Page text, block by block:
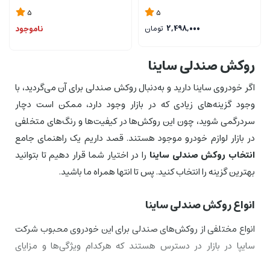
5
2,498,000 تومان
5
ناموجود
روکش صندلی ساینا
اگر خودروی ساینا دارید و به‌دنبال روکش صندلی برای آن می‌گردید، با
وجود گزینه‌های زیادی که در بازار وجود دارد، ممکن است دچار
سردرگمی شوید، چون این روکش‌ها در کیفیت‌ها و رنگ‌های متخلفی
در بازار لوازم خودرو موجود هستند. قصد داریم یک راهنمای جامع
انتخاب روکش صندلی ساینا را در اختیار شما قرار دهیم تا بتوانید
بهترین گزینه را انتخاب کنید. پس تا انتها همراه ما باشید.
انواع روکش صندلی ساینا
انواع مختلفی از روکش‌های صندلی برای این خودروی محبوب شرکت
سایپا در بازار در دسترس هستند که هرکدام ویژگی‌ها و مزایای